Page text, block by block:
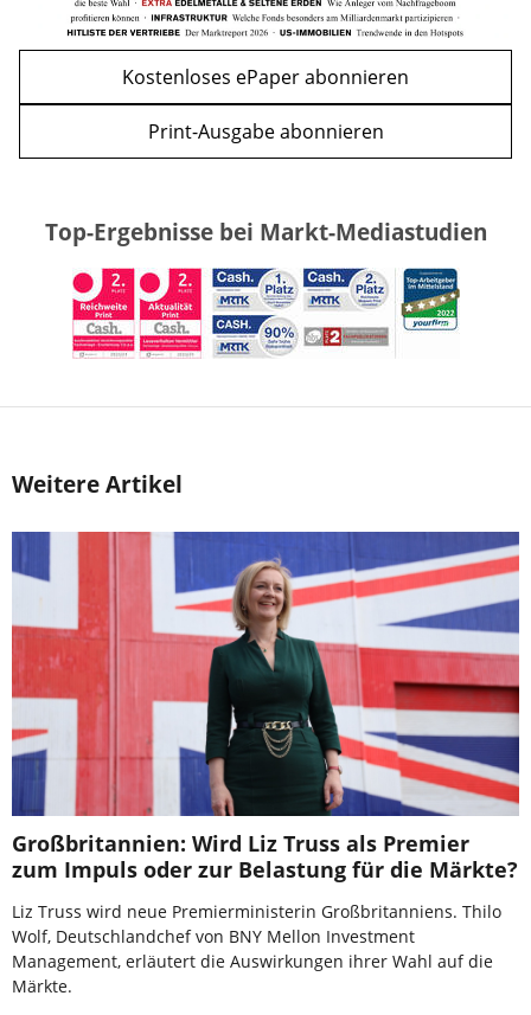
Kostenloses ePaper abonnieren
Print-Ausgabe abonnieren
Top-Ergebnisse bei Markt-Mediastudien
Weitere Artikel
Großbritannien: Wird Liz Truss als Premier
zum Impuls oder zur Belastung für die Märkte?
Liz Truss wird neue Premierministerin Großbritanniens. Thilo
Wolf, Deutschlandchef von BNY Mellon Investment
Management, erläutert die Auswirkungen ihrer Wahl auf die
Märkte.